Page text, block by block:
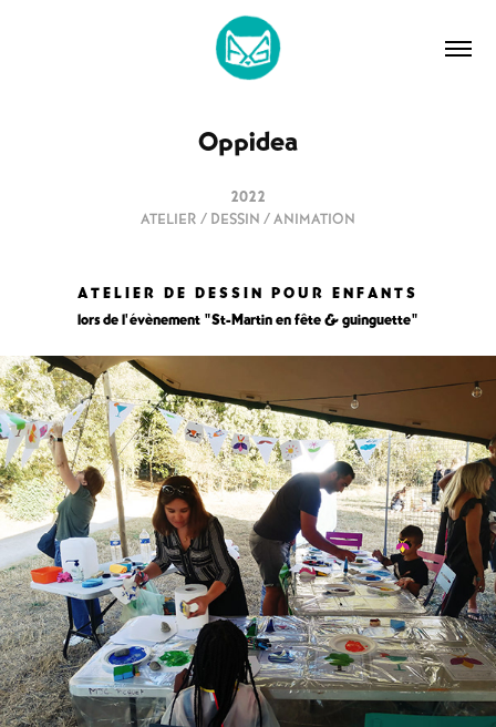
Oppidea
2022
ATELIER / DESSIN / ANIMATION
A T E L I E R D E D E S S I N P O U R E N F A N T S
lors de l'évènement "St-Martin en fête & guinguette"